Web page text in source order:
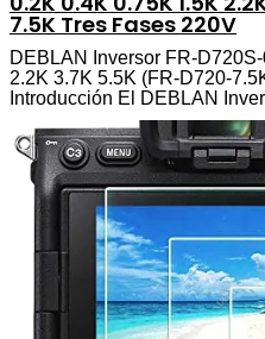
7.5K Tres Fases 220V
DEBLAN Inversor FR-
2.2K 3.7K 5.5K (FR-D720-
Introducción El DEBLAN